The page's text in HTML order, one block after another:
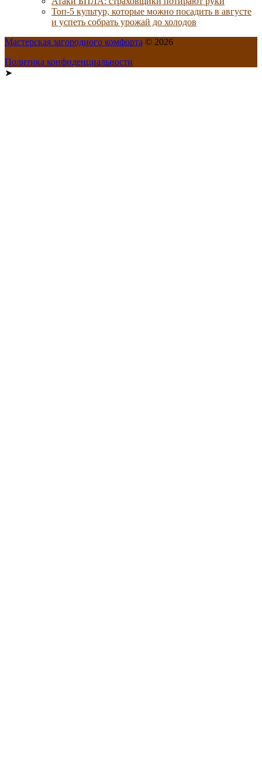
Топ-5 культур, которые можно посадить в августе
и успеть собрать урожай до холодов
Мастерская загородного комфорта © 2026
Политика конфиденциальности
➤